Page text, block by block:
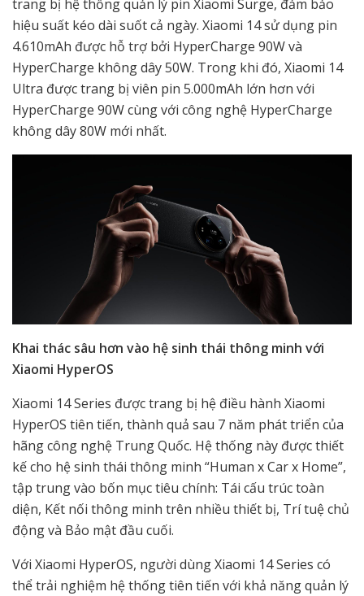
trang bị hệ thống quản lý pin Xiaomi Surge, đảm bảo
hiệu suất kéo dài suốt cả ngày. Xiaomi 14 sử dụng pin
4.610mAh được hỗ trợ bởi HyperCharge 90W và
HyperCharge không dây 50W. Trong khi đó, Xiaomi 14
Ultra được trang bị viên pin 5.000mAh lớn hơn với
HyperCharge 90W cùng với công nghệ HyperCharge
không dây 80W mới nhất.
Khai thác sâu hơn vào hệ sinh thái thông minh với
Xiaomi HyperOS
Xiaomi 14 Series được trang bị hệ điều hành Xiaomi
HyperOS tiên tiến, thành quả sau 7 năm phát triển của
hãng công nghệ Trung Quốc. Hệ thống này được thiết
kế cho hệ sinh thái thông minh “Human x Car x Home”,
tập trung vào bốn mục tiêu chính: Tái cấu trúc toàn
diện, Kết nối thông minh trên nhiều thiết bị, Trí tuệ chủ
động và Bảo mật đầu cuối.
Với Xiaomi HyperOS, người dùng Xiaomi 14 Series có
thể trải nghiệm hệ thống tiên tiến với khả năng quản lý